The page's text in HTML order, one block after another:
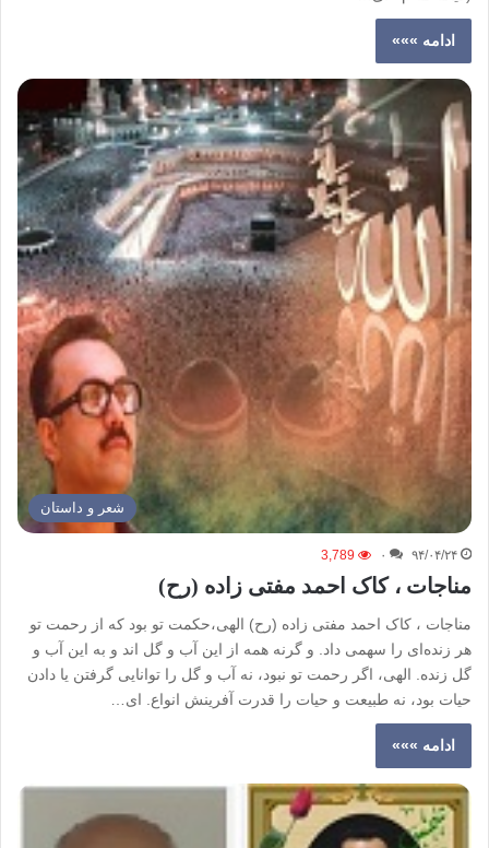
ادامه »»»
شعر و داستان
۹۴/۰۴/۲۴ ۰ 3,789
مناجات ، کاک احمد مفتی زاده (رح)
مناجات ، کاک احمد مفتی زاده (رح) الهی‌،حکمت‌ تو بود که‌ از رحمت‌ تو
هر زنده‌ای‌ را سهمی‌ داد. و گرنه‌ همه‌ از این آب‌ و گل اند و به این‌ آب‌ و
گل‌ زنده‌. الهی، اگر رحمت‌ تو نبود، نه‌ آب‌ و گل‌ را توانایی‌ گرفتن‌ یا دادن‌
حیات‌ بود، نه‌ طبیعت‌ و حیات‌ را قدرت‌ آفرینش‌ انواع. ای‌…
ادامه »»»